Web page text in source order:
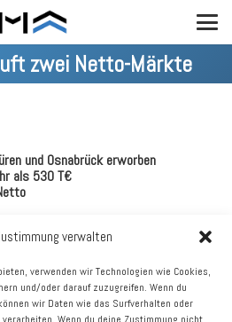
verwalten
verwenden wir Technologien wie Cookies,
und/oder darauf zuzugreifen. Wenn du
wir Daten wie das Surfverhalten oder
zwei Netto-Märkte
und Osnabrück erworben
als 530 T€
Es handelt sich um Standorte in
rund 2.300 qm. Langjährige
Die jährlichen Mieterträge belaufen
Kaufpreis beträgt 5,5 Mio. €.